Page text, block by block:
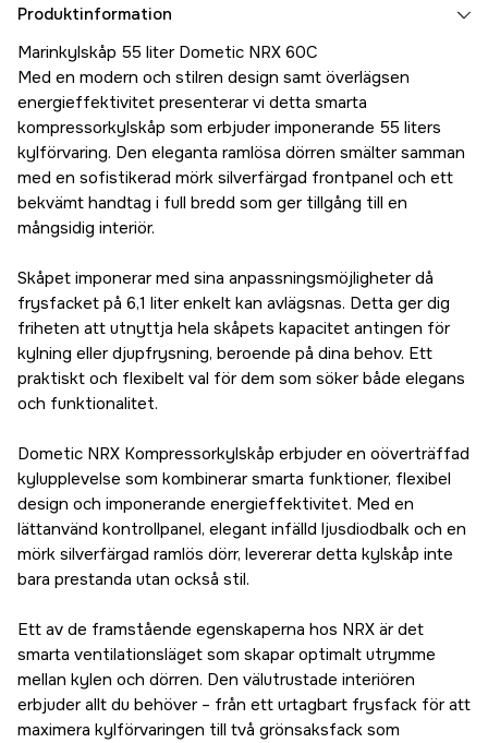
Produktinformation
Marinkylskåp 55 liter Dometic NRX 60C
Med en modern och stilren design samt överlägsen
energieffektivitet presenterar vi detta smarta
kompressorkylskåp som erbjuder imponerande 55 liters
kylförvaring. Den eleganta ramlösa dörren smälter samman
med en sofistikerad mörk silverfärgad frontpanel och ett
bekvämt handtag i full bredd som ger tillgång till en
mångsidig interiör.
Skåpet imponerar med sina anpassningsmöjligheter då
frysfacket på 6,1 liter enkelt kan avlägsnas. Detta ger dig
friheten att utnyttja hela skåpets kapacitet antingen för
kylning eller djupfrysning, beroende på dina behov. Ett
praktiskt och flexibelt val för dem som söker både elegans
och funktionalitet.
Dometic NRX Kompressorkylskåp erbjuder en oöverträffad
kylupplevelse som kombinerar smarta funktioner, flexibel
design och imponerande energieffektivitet. Med en
lättanvänd kontrollpanel, elegant infälld ljusdiodbalk och en
mörk silverfärgad ramlös dörr, levererar detta kylskåp inte
bara prestanda utan också stil.
Ett av de framstående egenskaperna hos NRX är det
smarta ventilationsläget som skapar optimalt utrymme
mellan kylen och dörren. Den välutrustade interiören
erbjuder allt du behöver – från ett urtagbart frysfack för att
maximera kylförvaringen till två grönsaksfack som